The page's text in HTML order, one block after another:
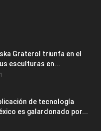
Graterol triunfa en el
esculturas en...
de tecnología
es galardonado por...